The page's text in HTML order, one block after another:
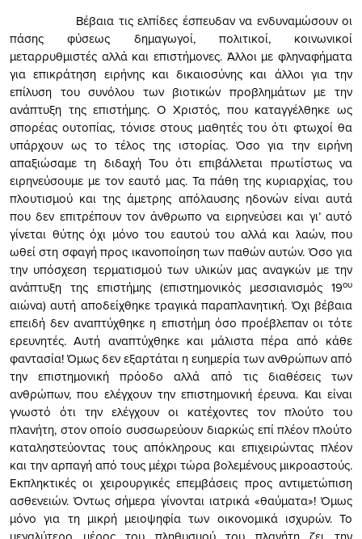
Βέβαια τις ελπίδες έσπευδαν να ενδυναμώσουν οι
πάσης φύσεως δημαγωγοί, πολιτικοί, κοινωνικοί
μεταρρυθμιστές αλλά και επιστήμονες. Άλλοι με φληναφήματα
για επικράτηση ειρήνης και δικαιοσύνης και άλλοι για την
επίλυση του συνόλου των βιοτικών προβλημάτων με την
ανάπτυξη της επιστήμης. Ο Χριστός, που καταγγέλθηκε ως
σπορέας ουτοπίας, τόνισε στους μαθητές του ότι φτωχοί θα
υπάρχουν ως το τέλος της ιστορίας. Όσο για την ειρήνη
απαξιώσαμε τη διδαχή Του ότι επιβάλλεται πρωτίστως να
ειρηνεύσουμε με τον εαυτό μας. Τα πάθη της κυριαρχίας, του
πλουτισμού και της άμετρης απόλαυσης ηδονών είναι αυτά
που δεν επιτρέπουν τον άνθρωπο να ειρηνεύσει και γι’ αυτό
γίνεται θύτης όχι μόνο του εαυτού του αλλά και λαών, που
ωθεί στη σφαγή προς ικανοποίηση των παθών αυτών. Όσο για
την υπόσχεση τερματισμού των υλικών μας αναγκών με την
ανάπτυξη της επιστήμης (επιστημονικός μεσσιανισμός 19ου
αιώνα) αυτή αποδείχθηκε τραγικά παραπλανητική. Όχι βέβαια
επειδή δεν αναπτύχθηκε η επιστήμη όσο προέβλεπαν οι τότε
ερευνητές. Αυτή αναπτύχθηκε και μάλιστα πέρα από κάθε
φαντασία! Όμως δεν εξαρτάται η ευημερία των ανθρώπων από
την επιστημονική πρόοδο αλλά από τις διαθέσεις των
ανθρώπων, που ελέγχουν την επιστημονική έρευνα. Και είναι
γνωστό ότι την ελέγχουν οι κατέχοντες τον πλούτο του
πλανήτη, στον οποίο συσσωρεύουν διαρκώς επί πλέον πλούτο
καταληστεύοντας τους απόκληρους και επιχειρώντας πλέον
και την αρπαγή από τους μέχρι τώρα βολεμένους μικροαστούς.
Εκπληκτικές οι χειρουργικές επεμβάσεις προς αντιμετώπιση
ασθενειών. Όντως σήμερα γίνονται ιατρικά «θαύματα»! Όμως
μόνο για τη μικρή μειοψηφία των οικονομικά ισχυρών. Το